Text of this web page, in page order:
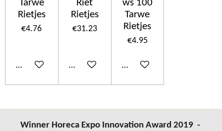
Tarwe
Rietjes
€4.76
Add to cart
Riet
Rietjes
€31.23
Add to cart
ws 100
Tarwe
Rietjes
€4.95
Add to cart
Winner Horeca Expo Innovation Award 2019 -